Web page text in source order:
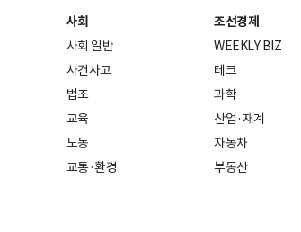
사회
사회 일반
사건사고
법조
교육
노동
교통·환경
조선경제
WEEKLY BIZ
테크
과학
산업·재계
자동차
부동산